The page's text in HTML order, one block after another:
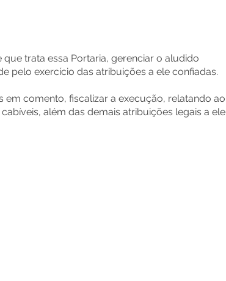
trata essa Portaria, gerenciar o aludido
pelo exercício das atribuições a ele confiadas.
comento, fiscalizar a execução, relatando ao
além das demais atribuições legais a ele